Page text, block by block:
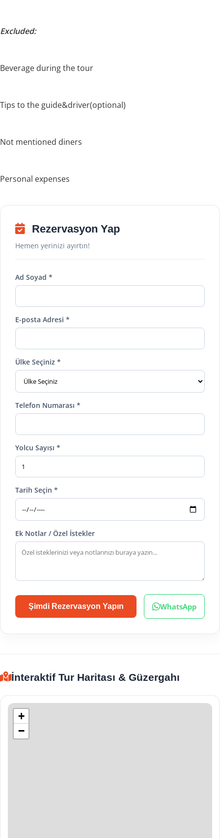
Excluded:
Beverage during the tour
Tips to the guide&driver(optional)
Not mentioned diners
Personal expenses
Rezervasyon Yap
Hemen yerinizi ayırtın!
Ad Soyad *
E-posta Adresi *
Ülke Seçiniz *
Telefon Numarası *
Yolcu Sayısı *
Tarih Seçin *
Ek Notlar / Özel İstekler
Şimdi Rezervasyon Yapın WhatsApp
İnteraktif Tur Haritası & Güzergahı
+
−